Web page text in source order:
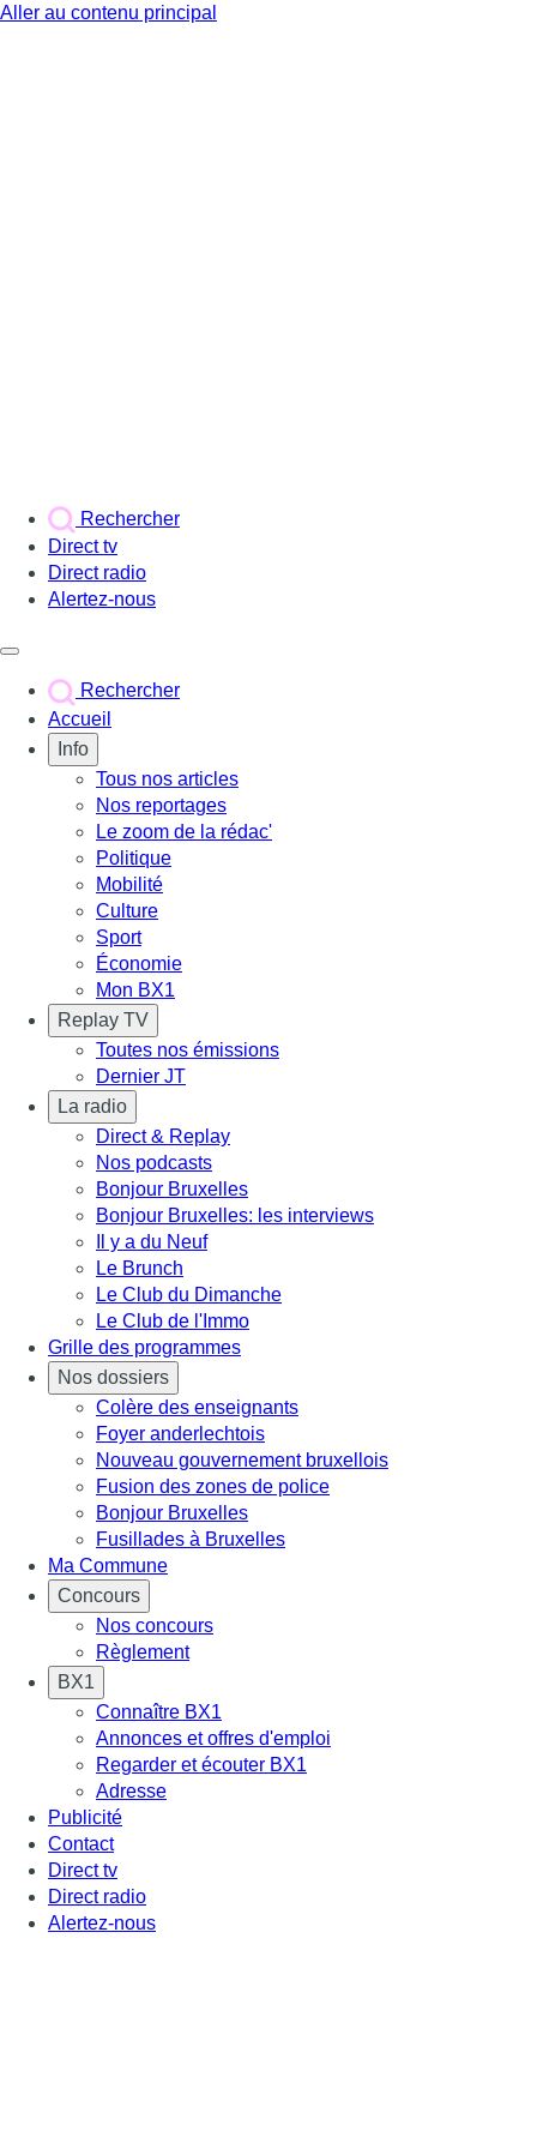
Aller au contenu principal
Rechercher
Direct tv
Direct radio
Alertez-nous
Rechercher
Accueil
Info
Tous nos articles
Nos reportages
Le zoom de la rédac'
Politique
Mobilité
Culture
Sport
Économie
Mon BX1
Replay TV
Toutes nos émissions
Dernier JT
La radio
Direct & Replay
Nos podcasts
Bonjour Bruxelles
Bonjour Bruxelles: les interviews
Il y a du Neuf
Le Brunch
Le Club du Dimanche
Le Club de l'Immo
Grille des programmes
Nos dossiers
Colère des enseignants
Foyer anderlechtois
Nouveau gouvernement bruxellois
Fusion des zones de police
Bonjour Bruxelles
Fusillades à Bruxelles
Ma Commune
Concours
Nos concours
Règlement
BX1
Connaître BX1
Annonces et offres d'emploi
Regarder et écouter BX1
Adresse
Publicité
Contact
Direct tv
Direct radio
Alertez-nous